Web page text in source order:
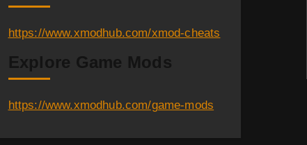
https://www.xmodhub.com/xmod-cheats
Explore Game Mods
https://www.xmodhub.com/game-mods